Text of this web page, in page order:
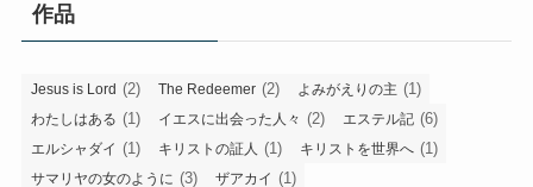
作品
Jesus is Lord (2) The Redeemer (2) よみがえりの主 (1)
わたしはある (1) イエスに出会った人々 (2) エステル記 (6)
エルシャダイ (1) キリストの証人 (1) キリストを世界へ (1)
サマリヤの女のように (3) ザアカイ (1)